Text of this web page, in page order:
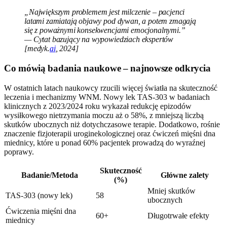
„Największym problemem jest milczenie – pacjenci
latami zamiatają objawy pod dywan, a potem zmagają
się z poważnymi konsekwencjami emocjonalnymi.”
— Cytat bazujący na wypowiedziach ekspertów
[medyk.ai, 2024]
Co mówią badania naukowe – najnowsze odkrycia
W ostatnich latach naukowcy rzucili więcej światła na skuteczność
leczenia i mechanizmy WNM. Nowy lek TAS-303 w badaniach
klinicznych z 2023/2024 roku wykazał redukcję epizodów
wysiłkowego nietrzymania moczu aż o 58%, z mniejszą liczbą
skutków ubocznych niż dotychczasowe terapie. Dodatkowo, rośnie
znaczenie fizjoterapii uroginekologicznej oraz ćwiczeń mięśni dna
miednicy, które u ponad 60% pacjentek prowadzą do wyraźnej
poprawy.
Badanie/Metoda
Skuteczność
(%)
Główne zalety
TAS-303 (nowy lek) 58
Mniej skutków
ubocznych
Ćwiczenia mięśni dna
miednicy
60+
Długotrwałe efekty